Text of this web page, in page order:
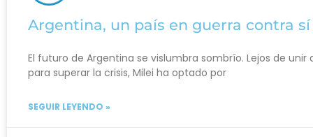
Argentina, un país en guerra contra
El futuro de Argentina se vislumbra sombrío. Lejos de
para superar la crisis, Milei ha optado por
SEGUIR LEYENDO »